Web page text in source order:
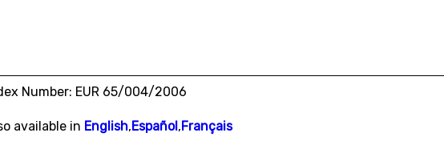
Number: EUR 65/004/2006
available in English,Español,Français